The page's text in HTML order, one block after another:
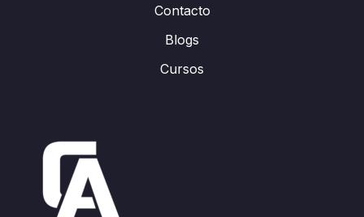
Contacto
Blogs
Cursos